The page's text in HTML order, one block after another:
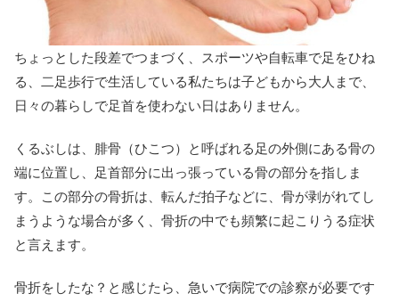
ちょっとした段差でつまづく、スポーツや自転車で足をひね
る、二足歩行で生活している私たちは子どもから大人まで、
日々の暮らしで足首を使わない日はありません。
くるぶしは、腓骨（ひこつ）と呼ばれる足の外側にある骨の
端に位置し、足首部分に出っ張っている骨の部分を指しま
す。この部分の骨折は、転んだ拍子などに、骨が剥がれてし
まうような場合が多く、骨折の中でも頻繁に起こりうる症状
と言えます。
骨折をしたな？と感じたら、急いで病院での診察が必要です